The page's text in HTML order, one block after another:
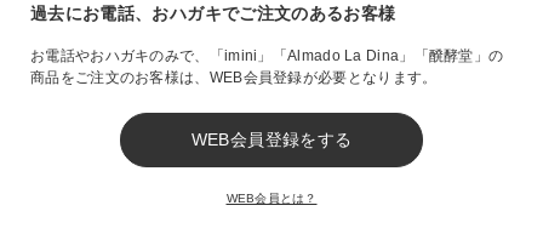
ヘルプ
お買い物ガイド
過去にお電話、おハガキでご注文のあるお客様
お電話やおハガキのみで、
「imini」「Almado La Dina」「醗酵堂」の
商品をご注文のお客様は、 WEB会員登録が必要となります。
WEB会員とは？